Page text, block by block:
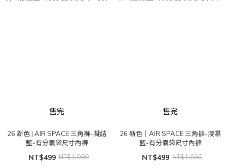
售完
26 新色 | AIR SPACE 三角褲-凝結
藍-有分囊袋尺寸內褲
NT$499 NT$1,090
售完
26 新色｜AIR SPACE 三角褲-浸濕
藍-有分囊袋尺寸內褲
NT$499 NT$1,090